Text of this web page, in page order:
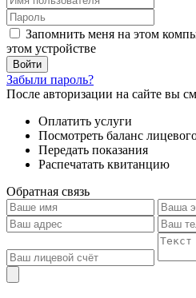
Запомнить меня на этом
этом устройстве
Забыли пароль?
После авторизации на сайте вы
Оплатить услуги
Посмотреть баланс
Передать показания
Распечатать квитанцию
Обратная связь